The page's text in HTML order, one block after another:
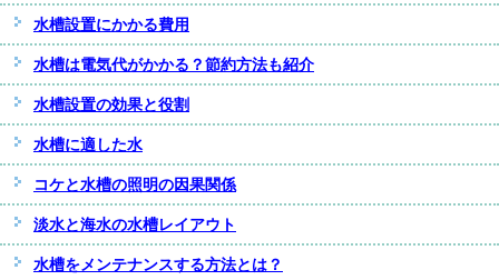
水槽設置にかかる費用
水槽は電気代がかかる？節約方法も紹介
水槽設置の効果と役割
水槽に適した水
コケと水槽の照明の因果関係
淡水と海水の水槽レイアウト
水槽をメンテナンスする方法とは？